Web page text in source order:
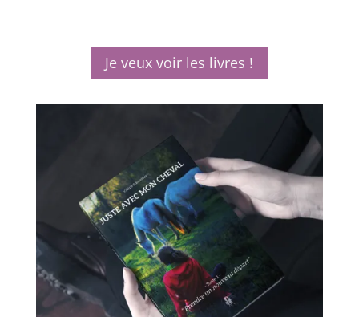
Je veux voir les livres !